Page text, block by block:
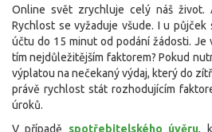
Online svět zrychluje celý náš život.
Rychlost se vyžaduje všude. I u
účtu do 15 minut od podání žádosti. Je
tím nejdůležitějším faktorem? Pokud
výplatou na nečekaný výdaj, který do
právě rychlost stát rozhodujícím
úroků.
V případě spotřebitelského úvěru,